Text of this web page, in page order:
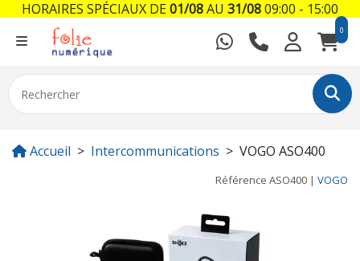
0
Accueil Intercommunications VOGO ASO400
Référence ASO400 | VOGO
HORAIRES SPÉCIAUX DE01/08AU 31/0809:00 - 15:00